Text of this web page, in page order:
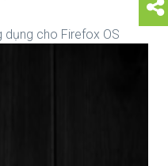
cho Firefox OS